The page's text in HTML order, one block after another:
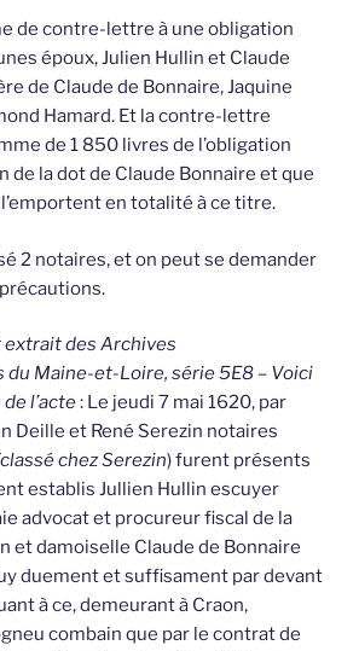
de contre-lettre à une obligation
époux, Julien Hullin et Claude
de Claude de Bonnaire, Jaquine
Hamard. Et la contre-lettre
de 1 850 livres de l’obligation
de la dot de Claude Bonnaire et que
en totalité à ce titre.
2 notaires, et on peut se demander
extrait des Archives
du Maine-et-Loire, série 5E8 – Voici
l’acte: Le jeudi 7 mai 1620, par
Deille et René Serezin notaires
chez Serezin) furent présents
establis Jullien Hullin escuyer
advocat et procureur fiscal de la
et damoiselle Claude de Bonnaire
duement et suffisament par devant
à ce, demeurant à Craon,
combain que par le contrat de